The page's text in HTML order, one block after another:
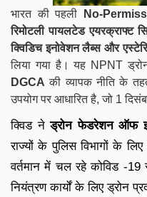
भारत की पहली No-
रिमोटली पायलटेड एयरक्राफ्ट
क्विडिच इनोवेशन लैब्स और
लिया गया है। यह NPNT
DGCA की व्यापक नीति के
उपयोग पर आधारित है, जो 1
क्विड नेड्रोन फेडरेशन ऑफ
राज्यों के पुलिस विभागों के
वर्तमान में चल रहे कोविड -
नियंत्रण कार्यों के लिए ड्रोन